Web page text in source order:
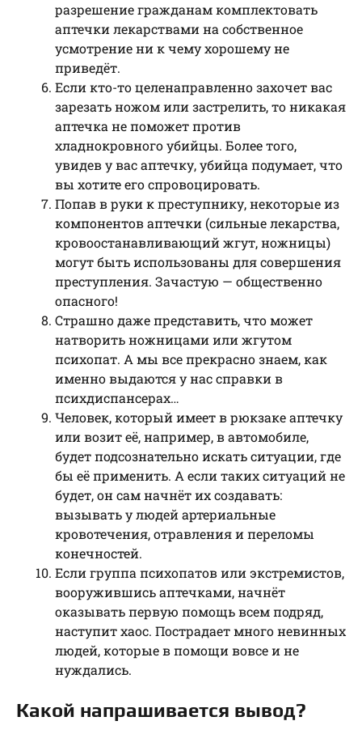
разрешение гражданам комплектовать
аптечки лекарствами на собственное
усмотрение ни к чему хорошему не
приведёт.
Если кто-то целенаправленно захочет вас
зарезать ножом или застрелить, то никакая
аптечка не поможет против
хладнокровного убийцы. Более того,
увидев у вас аптечку, убийца подумает, что
вы хотите его спровоцировать.
Попав в руки к преступнику, некоторые из
компонентов аптечки (сильные лекарства,
кровоостанавливающий жгут, ножницы)
могут быть использованы для совершения
преступления. Зачастую — общественно
опасного!
Страшно даже представить, что может
натворить ножницами или жгутом
психопат. А мы все прекрасно знаем, как
именно выдаются у нас справки в
психдиспансерах…
Человек, который имеет в рюкзаке аптечку
или возит её, например, в автомобиле,
будет подсознательно искать ситуации, где
бы её применить. А если таких ситуаций не
будет, он сам начнёт их создавать:
вызывать у людей артериальные
кровотечения, отравления и переломы
конечностей.
Если группа психопатов или экстремистов,
вооружившись аптечками, начнёт
оказывать первую помощь всем подряд,
наступит хаос. Пострадает много невинных
людей, которые в помощи вовсе и не
нуждались.
Какой напрашивается вывод?